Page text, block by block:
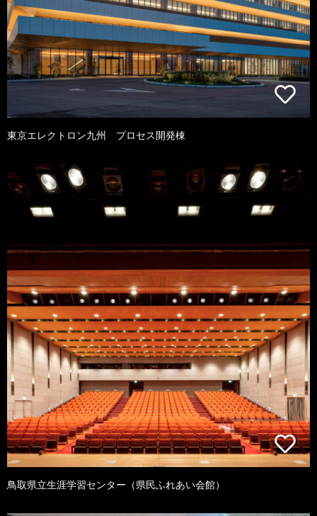
東京エレクトロン九州 プロセス開発棟
鳥取県立生涯学習センター（県民ふれあい会館）